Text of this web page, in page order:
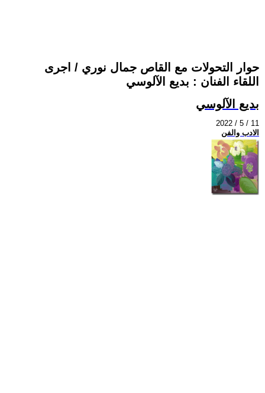
حوار التحولات مع القاص جمال نوري / اجرى
اللقاء الفنان : بديع الآلوسي
بديع الآلوسي
2022 / 5 / 11
الادب والفن